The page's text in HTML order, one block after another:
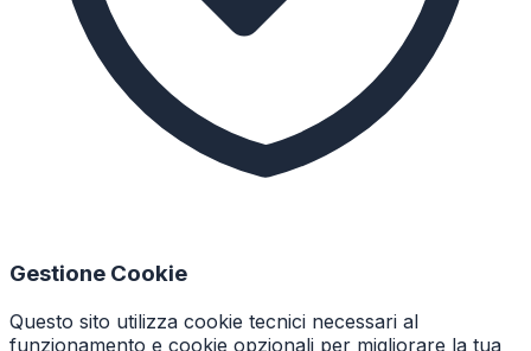
Gestione Cookie
Questo sito utilizza cookie tecnici necessari al
funzionamento e cookie opzionali per migliorare la tua